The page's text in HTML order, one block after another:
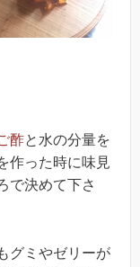
酢と水の分量を
作った時に味見
で決めて下さ
グミやゼリーが